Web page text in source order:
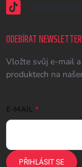
@earplugs.cz
ODEBÍRAT NEWSLETTER
Vložte svůj e-mail
produktech na
E-MAIL
PŘIHLÁSIT SE